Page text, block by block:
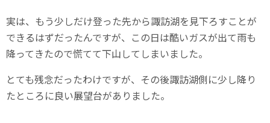
実は、もう少しだけ登った先から諏訪湖を見下ろすことが
できるはずだったんですが、この日は酷いガスが出て雨も
降ってきたので慌てて下山してしまいました。
とても残念だったわけですが、その後諏訪湖側に少し降り
たところに良い展望台がありました。